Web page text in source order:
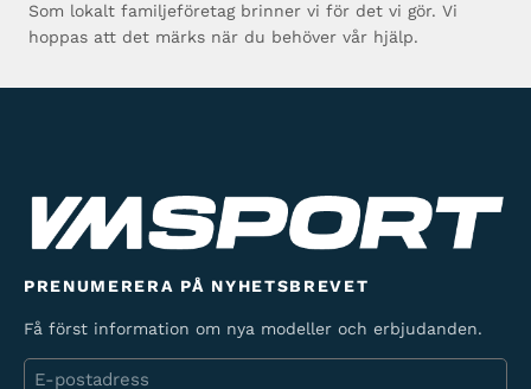
Som lokalt familjeföretag brinner vi för det vi gör. Vi
hoppas att det märks när du behöver vår hjälp.
PRENUMERERA PÅ NYHETSBREVET
Få först information om nya modeller och erbjudanden.
E-